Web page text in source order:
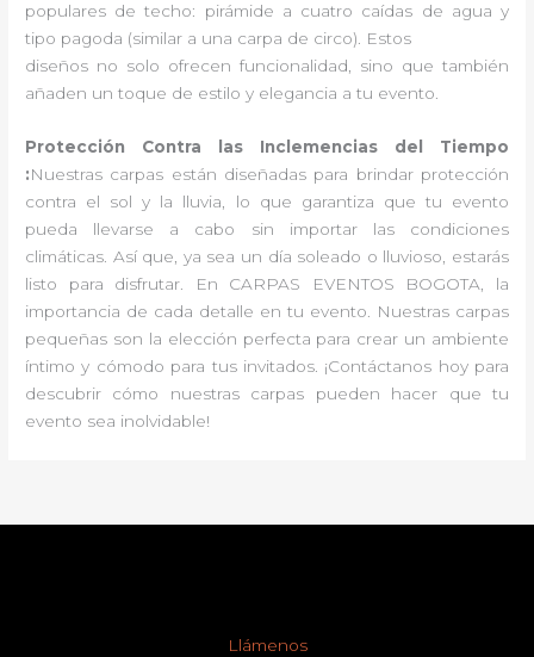
populares de techo: pirámide a cuatro caídas de agua y
tipo pagoda (similar a una carpa de circo). Estos
diseños no solo ofrecen funcionalidad, sino que también
añaden un toque de estilo y elegancia a tu evento.
Protección Contra las Inclemencias del Tiempo
:Nuestras carpas están diseñadas para brindar protección
contra el sol y la lluvia, lo que garantiza que tu evento
pueda llevarse a cabo sin importar las condiciones
climáticas. Así que, ya sea un día soleado o lluvioso, estarás
listo para disfrutar. En CARPAS EVENTOS BOGOTA, la
importancia de cada detalle en tu evento. Nuestras carpas
pequeñas son la elección perfecta para crear un ambiente
íntimo y cómodo para tus invitados. ¡Contáctanos hoy para
descubrir cómo nuestras carpas pueden hacer que tu
evento sea inolvidable!
Llámenos